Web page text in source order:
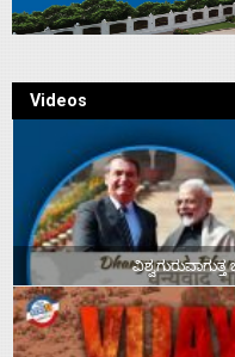
Videos